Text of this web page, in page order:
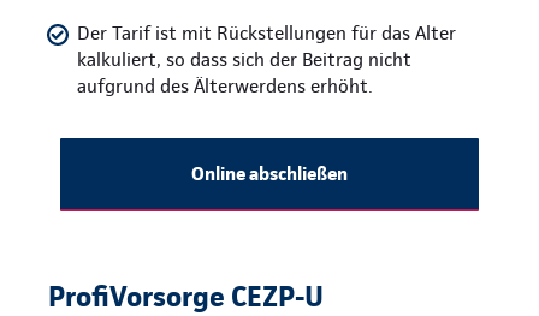
Der Tarif ist mit Rückstellungen für das Alter
kalkuliert, so dass sich der Beitrag nicht
aufgrund des Älterwerdens erhöht.
Online abschließen
ProfiVorsorge CEZP-U